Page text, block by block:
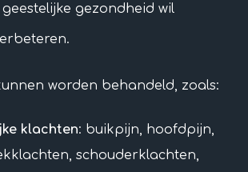
gezondheid wil
worden behandeld, zoals:
klachten: buikpijn, hoofdpijn,
schouderklachten,